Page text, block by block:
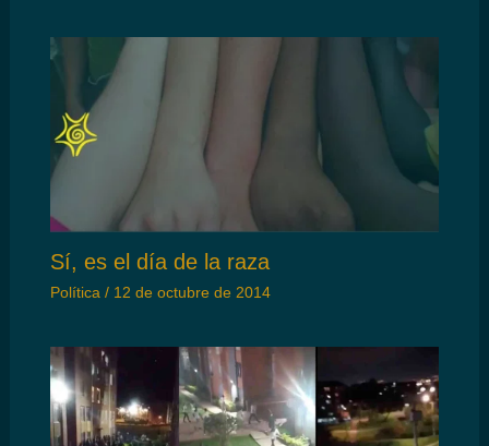
Sí, es el día de la raza
Política / 12 de octubre de 2014